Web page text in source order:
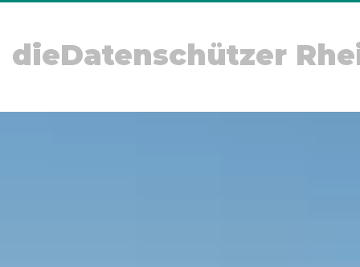
dieDatenschützer